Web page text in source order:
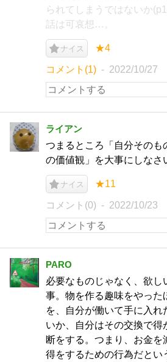
られてしまうではないか
話は可哀想…。
ナイス ★4
コメント(1) 2022/10/27
ライアン
つまるところ「自分そのも
の価値観」を大事にしなさ
ナイス ★11
コメント(0) 2022/10/23
PARO
必要なものじゃなく、欲し
事。物を作る趣味をやった
を、自分が働いて手に入れ
いか、自分はその交換で得
断をする。つまり、お金
得をするための行為だとい